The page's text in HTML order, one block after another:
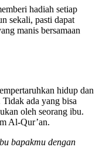
hadiah setiap
sekali, pasti dapat
manis bersamaan
hidup dan
ada yang bisa
oleh seorang ibu.
Al-Qur’an.
bapakmu dengan